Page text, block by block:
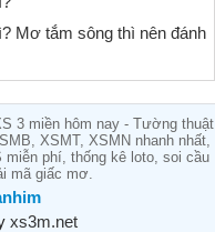
Mơ tắm sông thì nên đánh
3 miền hôm nay - Tường thuật
XSMT, XSMN nhanh nhất,
miễn phí, thống kê loto, soi cầu
mã giấc mơ.
xs3m.net